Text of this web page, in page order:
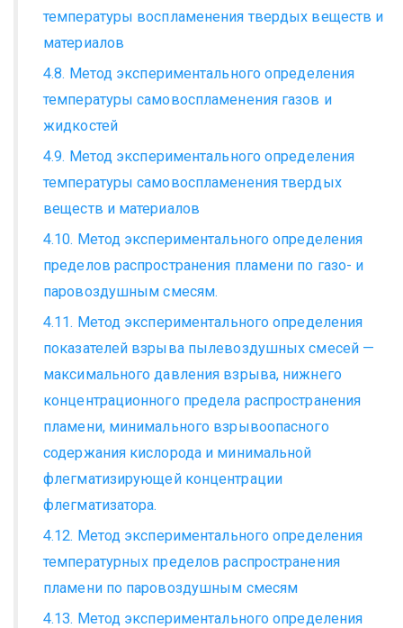
температуры воспламенения твердых веществ и
материалов
4.8. Метод экспериментального определения
температуры самовоспламенения газов и
жидкостей
4.9. Метод экспериментального определения
температуры самовоспламенения твердых
веществ и материалов
4.10. Метод экспериментального определения
пределов распространения пламени по газо- и
паровоздушным смесям.
4.11. Метод экспериментального определения
показателей взрыва пылевоздушных смесей —
максимального давления взрыва, нижнего
концентрационного предела распространения
пламени, минимального взрывоопасного
содержания кислорода и минимальной
флегматизирующей концентрации
флегматизатора.
4.12. Метод экспериментального определения
температурных пределов распространения
пламени по паровоздушным смесям
4.13. Метод экспериментального определения